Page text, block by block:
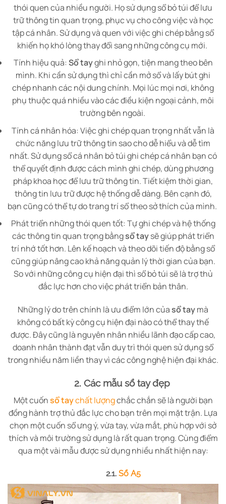
thói quen của nhiều người. Họ sử dụng sổ bỏ túi để lưu
trữ thông tin quan trọng, phục vụ cho công việc và học
tập cá nhân. Sử dụng và quen với việc ghi chép bằng sổ
khiến họ khó lòng thay đổi sang những công cụ mới.
Tính hiệu quả: Sổ tayghi nhỏ gọn, tiện mang theo bên
mình. Khi cần sử dụng thì chỉ cần mở sổ và lấy bút ghi
chép nhanh các nội dung chính. Mọi lúc mọi nơi, không
phụ thuộc quá nhiều vào các điều kiện ngoại cảnh, môi
trường bên ngoài.
Tính cá nhân hóa: Việc ghi chép quan trọng nhất vẫn là
chức năng lưu trữ thông tin sao cho dễ hiểu và dễ tìm
nhất. Sử dụng sổ cá nhân bỏ túi ghi chép cá nhân bạn có
thể quyết định được cách mình ghi chép, dùng phương
pháp khoa học để lưu trữ thông tin. Tiết kiệm thời gian,
thông tin lưu trữ được hệ thống dễ dàng. Bên cạnh đó,
bạn cũng có thể tự do trang trí sổ theo sở thích của mình.
Phát triển những thói quen tốt: Tự ghi chép và hệ thống
các thông tin quan trọng bằngsổ taysẽ giúp phát triển
trí nhớ tốt hơn. Lên kế hoạch và theo dõi tiến độ bằng sổ
cũng giúp nâng cao khả năng quản lý thời gian của bạn.
So với những công cụ hiện đại thì sổ bỏ túi sẽ là trợ thủ
đắc lực hơn cho việc phát triển bản thân.
Những lý do trên chính là ưu điểm lớn của sổ taymà
không có bất kỳ công cụ hiện đại nào có thể thay thế
được. Đây cũng là nguyên nhân nhiều lãnh đạo cấp cao,
doanh nhân thành đạt vẫn duy trì thói quen sử dụng sổ
trong nhiều năm liền thay vì các công nghệ hiện đại khác.
2. Các mẫu sổ tay đẹp
Một cuốnsổ taychất lượngchắc chắn sẽ là người bạn
đồng hành trợ thủ đắc lực cho bạn trên mọi mặt trận. Lựa
chọn một cuốn sổ ưng ý, vừa tay, vừa mắt, phù hợp với sở
thích và môi trường sử dụng là rất quan trọng. Cùng điểm
qua một vài mẫu được sử dụng nhiều nhất hiện nay:
2.1. Sổ A5